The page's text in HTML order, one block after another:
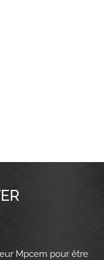
Mpcem pour être